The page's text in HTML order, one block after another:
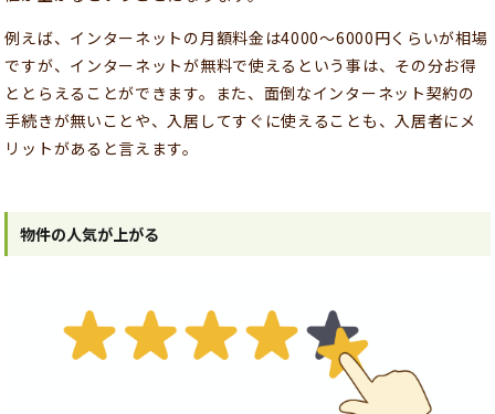
例えば、インターネットの月額料金は4000～6000円くらいが相場
ですが、インターネットが無料で使えるという事は、その分お得
ととらえることができます。また、面倒なインターネット契約の
手続きが無いことや、入居してすぐに使えることも、入居者にメ
リットがあると言えます。
物件の人気が上がる